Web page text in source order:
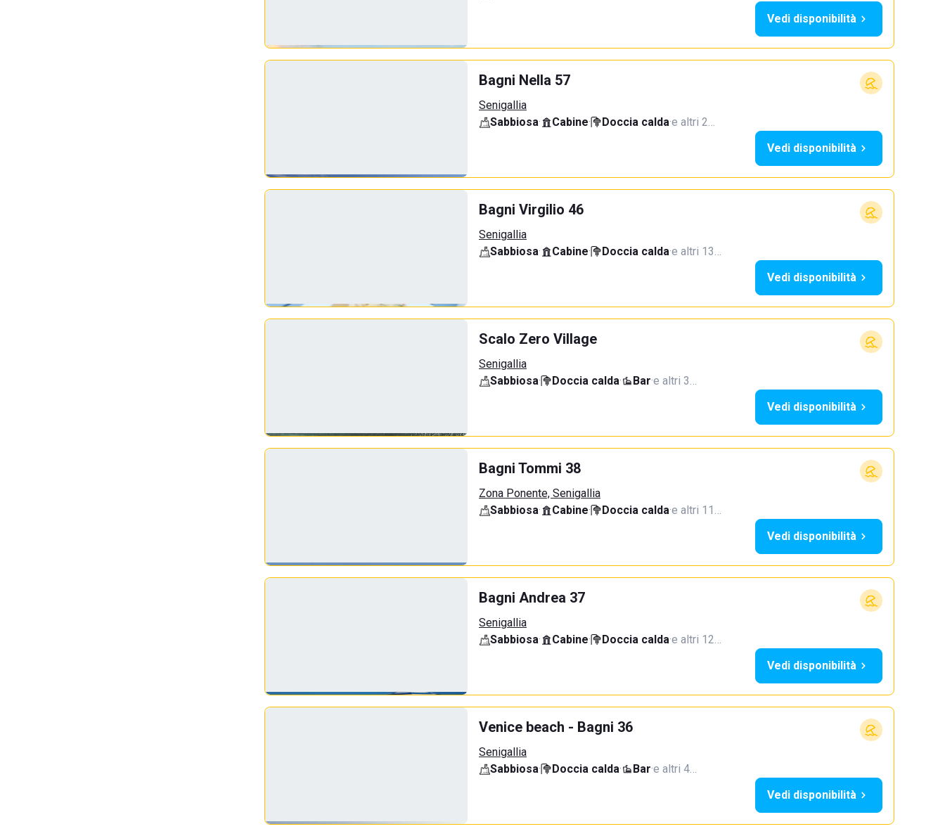
Vedi disponibilità
Bagni Nella 57
Senigallia
Sabbiosa· Cabine· Doccia calda·e altri 2…
Vedi disponibilità
Bagni Virgilio 46
Senigallia
Sabbiosa· Cabine· Doccia calda·e altri 13…
Vedi disponibilità
Scalo Zero Village
Senigallia
Sabbiosa· Doccia calda· Bar·e altri 3…
Vedi disponibilità
Bagni Tommi 38
Zona Ponente, Senigallia
Sabbiosa· Cabine· Doccia calda·e altri 11…
Vedi disponibilità
Bagni Andrea 37
Senigallia
Sabbiosa· Cabine· Doccia calda·e altri 12…
Vedi disponibilità
Venice beach - Bagni 36
Senigallia
Sabbiosa· Doccia calda· Bar·e altri 4…
Vedi disponibilità